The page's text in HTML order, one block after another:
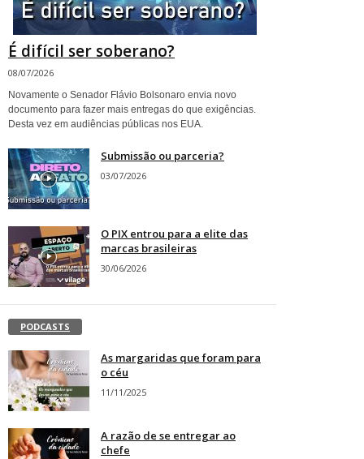
É difícil ser soberano?
08/07/2026
Novamente o Senador Flávio Bolsonaro envia novo
documento para fazer mais entregas do que exigências.
Desta vez em audiências públicas nos EUA.
Submissão ou parceria?
03/07/2026
O PIX entrou para a elite das
marcas brasileiras
30/06/2026
PODCASTS
As margaridas que foram para
o céu
11/11/2025
A razão de se entregar ao
chefe